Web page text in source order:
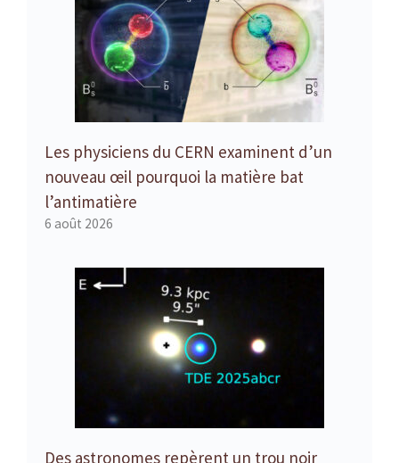
Les physiciens du CERN examinent d’un
nouveau œil pourquoi la matière bat
l’antimatière
6 août 2026
Des astronomes repèrent un trou noir